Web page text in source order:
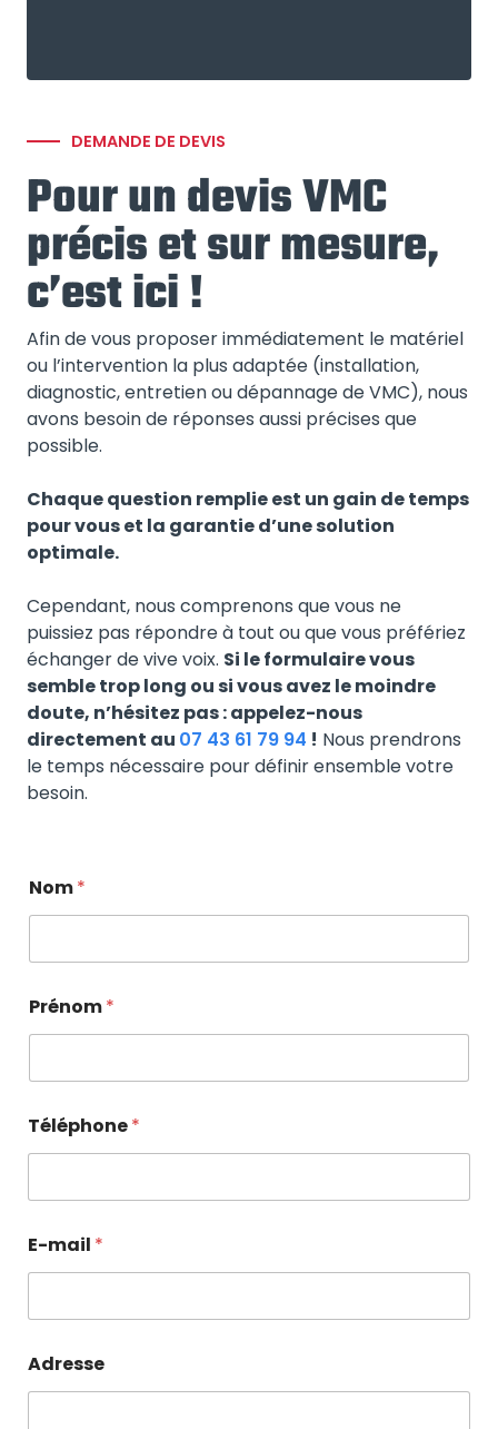
DEMANDE DE DEVIS
Pour un devis VMC
précis et sur mesure,
c’est ici !
Afin de vous proposer immédiatement le matériel
ou l’intervention la plus adaptée (installation,
diagnostic, entretien ou dépannage de VMC), nous
avons besoin de réponses aussi précises que
possible.
Chaque question remplie est un gain de temps
pour vous et la garantie d’une solution
optimale.
Cependant, nous comprenons que vous ne
puissiez pas répondre à tout ou que vous préfériez
échanger de vive voix. Si le formulaire vous
semble trop long ou si vous avez le moindre
doute, n’hésitez pas : appelez-nous
directement au 07 43 61 79 94 ! Nous prendrons
le temps nécessaire pour définir ensemble votre
besoin.
Nom*
Prénom*
Téléphone*
E-mail *
Adresse